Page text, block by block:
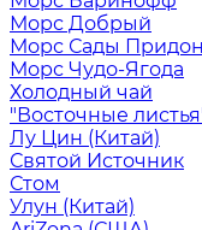
Морс Добрый
Морс Сады
Морс Чудо-Ягода
Холодный чай
"Восточные
Лу Цин (Китай)
Святой Источник
Стом
Улун (Китай)